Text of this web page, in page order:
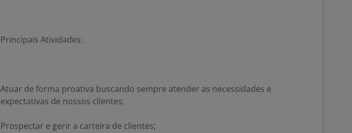
Principais Atividades:
Atuar de forma proativa buscando sempre atender as necessidades e
expectativas de nossos clientes;
Prospectar e gerir a carteira de clientes;